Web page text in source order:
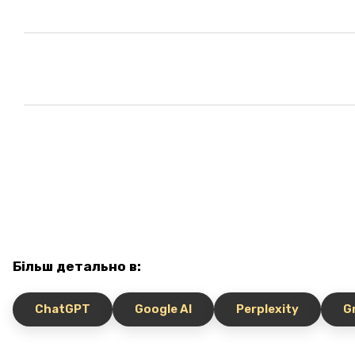
Більш детально в:
ChatGPT Google AI Perplexity